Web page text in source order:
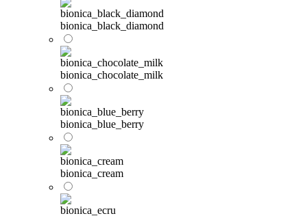
bionica_black_diamond
bionica_chocolate_milk
bionica_blue_berry
bionica_cream